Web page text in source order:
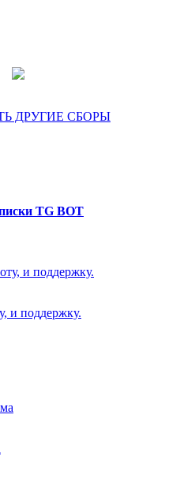
ДРУГИЕ СБОРЫ
TG BOT
и поддержку.